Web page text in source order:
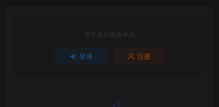
请登录后发表评论
登录 注册